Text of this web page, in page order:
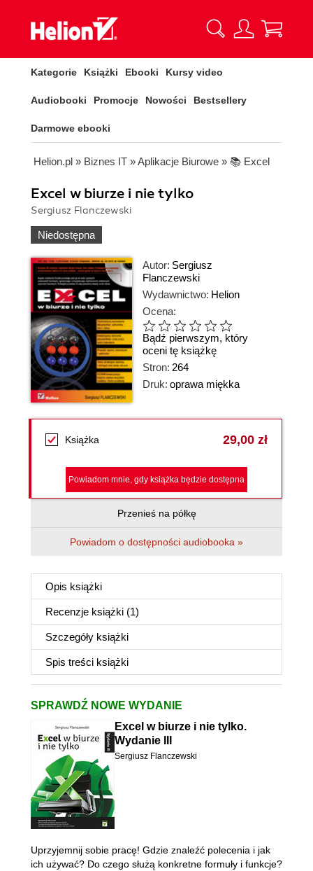
Kategorie Książki Ebooki Kursy video
Audiobooki Promocje Nowości Bestsellery
Darmowe ebooki
Helion.pl » Biznes IT »Aplikacje Biurowe » 📚 Excel
Excel w biurze i nie tylko
Sergiusz Flanczewski
Niedostępna
Autor: Sergiusz
Flanczewski
Wydawnictwo: Helion
Ocena:
Bądź pierwszym, który
oceni tę książkę
Stron: 264
Druk: oprawa miękka
Książka 29,00 zł
Powiadom mnie, gdy książka będzie dostępna
Przenieś na półkę
Powiadom o dostępności audiobooka »
Opis książki
Recenzje książki (1)
Szczegóły książki
Spis treści książki
SPRAWDŹ NOWE WYDANIE
Excel w biurze i nie tylko.
Wydanie III
Sergiusz Flanczewski
Uprzyjemnij sobie pracę! Gdzie znaleźć polecenia i jak
ich używać? Do czego służą konkretne formuły i funkcje?